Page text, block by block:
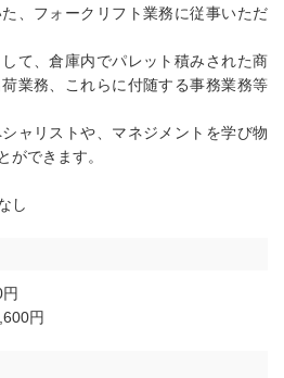
、フォークリフト業務に従事いただ
て、倉庫内でパレット積みされた商
業務、これらに付随する事務業務等
ャリストや、マネジメントを学び物
ができます。
し
円